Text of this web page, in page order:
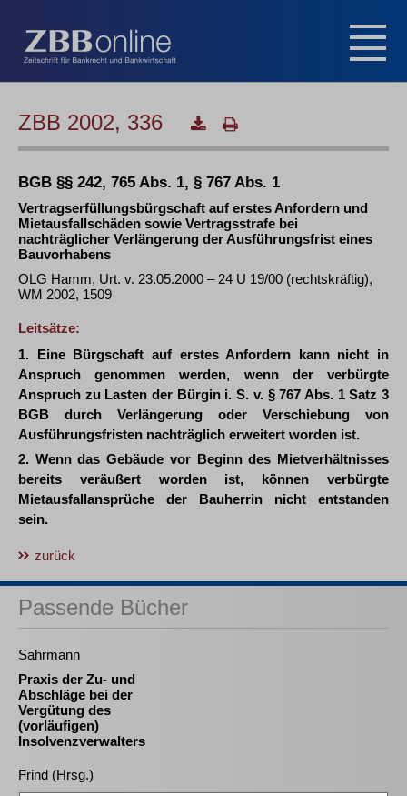
ZBB 2002, 336
BGB §§ 242, 765 Abs. 1, § 767 Abs. 1
Vertragserfüllungsbürgschaft auf erstes Anfordern und
Mietausfallschäden sowie Vertragsstrafe bei
nachträglicher Verlängerung der Ausführungsfrist eines
Bauvorhabens
OLG Hamm, Urt. v. 23.05.2000 – 24 U 19/00 (rechtskräftig),
WM 2002, 1509
Leitsätze:
1. Eine Bürgschaft auf erstes Anfordern kann nicht in
Anspruch genommen werden, wenn der verbürgte
Anspruch zu Lasten der Bürgin i. S. v. § 767 Abs. 1 Satz 3
BGB durch Verlängerung oder Verschiebung von
Ausführungsfristen nachträglich erweitert worden ist.
2. Wenn das Gebäude vor Beginn des Mietverhältnisses
bereits veräußert worden ist, können verbürgte
Mietausfallansprüche der Bauherrin nicht entstanden
sein.
zurück
Passende Bücher
Sahrmann
Praxis der Zu- und
Abschläge bei der
Vergütung des
(vorläufigen)
Insolvenzverwalters
Frind (Hrsg.)